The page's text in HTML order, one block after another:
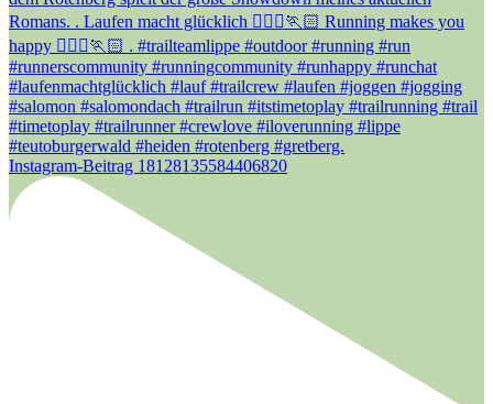
Instagram-Beitrag 18128135584406820